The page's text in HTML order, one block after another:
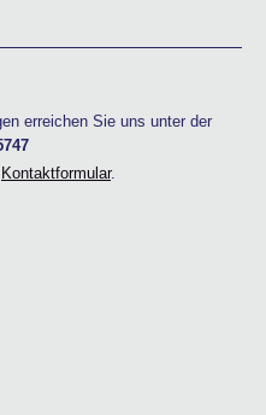
erreichen Sie uns unter der
Kontaktformular.